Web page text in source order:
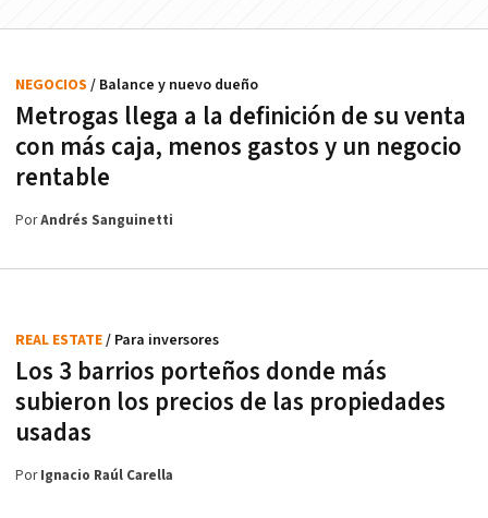
Metrogas llega a la definición de su venta
con más caja, menos gastos y un negocio
rentable
NEGOCIOS / Balance y nuevo dueño
PorAndrés Sanguinetti
Los 3 barrios porteños donde más
subieron los precios de las propiedades
usadas
REAL ESTATE/ Para inversores
PorIgnacio Raúl Carella